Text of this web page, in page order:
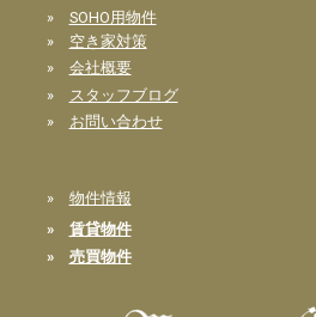
» SOHO用物件
» 空き家対策
» 会社概要
»
スタッフブログ
» お問い合わせ
» 物件情報
» 賃貸物件
» 売買物件